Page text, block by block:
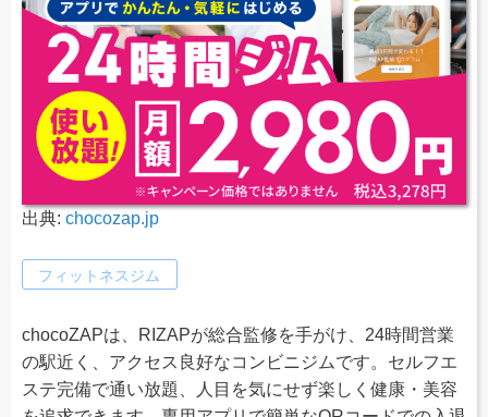
出典: chocozap.jp
フィットネスジム
chocoZAPは、RIZAPが総合監修を手がけ、24時間営業
の駅近く、アクセス良好なコンビニジムです。セルフエ
ステ完備で通い放題、人目を気にせず楽しく健康・美容